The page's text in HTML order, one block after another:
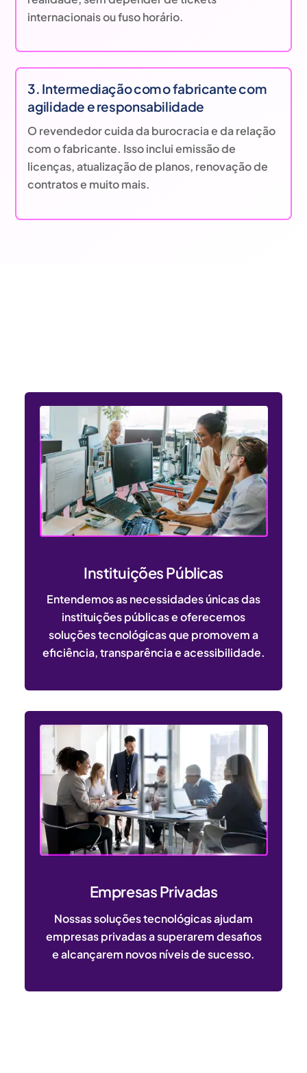
internacionais ou fuso horário.
3. Intermediação com o fabricante com
agilidade e responsabilidade
O revendedor cuida da burocracia e da relação
com o fabricante. Isso inclui emissão de
licenças, atualização de planos, renovação de
contratos e muito mais.
Instituições Públicas
Entendemos as necessidades únicas das
instituições públicas e oferecemos
soluções tecnológicas que promovem a
eficiência, transparência e acessibilidade.
Empresas Privadas
Nossas soluções tecnológicas ajudam
empresas privadas a superarem desafios
e alcançarem novos níveis de sucesso.